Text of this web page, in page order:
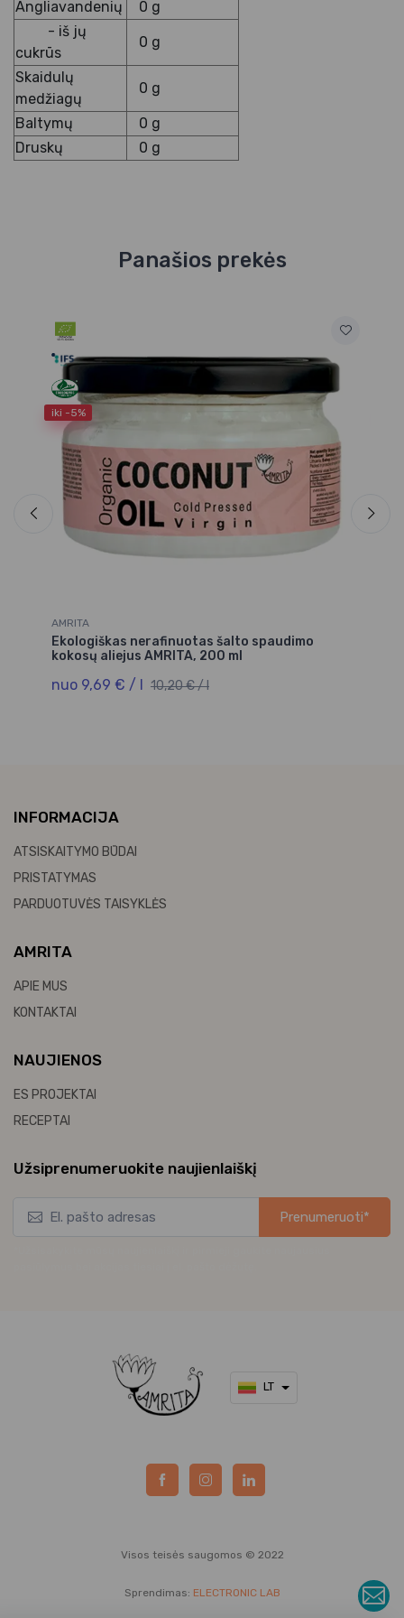
Angliavandenių
0 g
- iš jų
cukrūs
0 g
Skaidulų
medžiagų
0 g
Baltymų
0 g
Druskų
0 g
Panašios prekės
iki -5%
AMRITA
Ekologiškas nerafinuotas šalto spaudimo
kokosų aliejus AMRITA, 200 ml
nuo 9,69 € / l 10,20 € / l
INFORMACIJA
ATSISKAITYMO BŪDAI
PRISTATYMAS
PARDUOTUVĖS TAISYKLĖS
AMRITA
APIE MUS
KONTAKTAI
NAUJIENOS
ES PROJEKTAI
RECEPTAI
Užsiprenumeruokite naujienlaiškį
Prenumeruoti*
LT
Visos teisės saugomos © 2022
Sprendimas: ELECTRONIC LAB